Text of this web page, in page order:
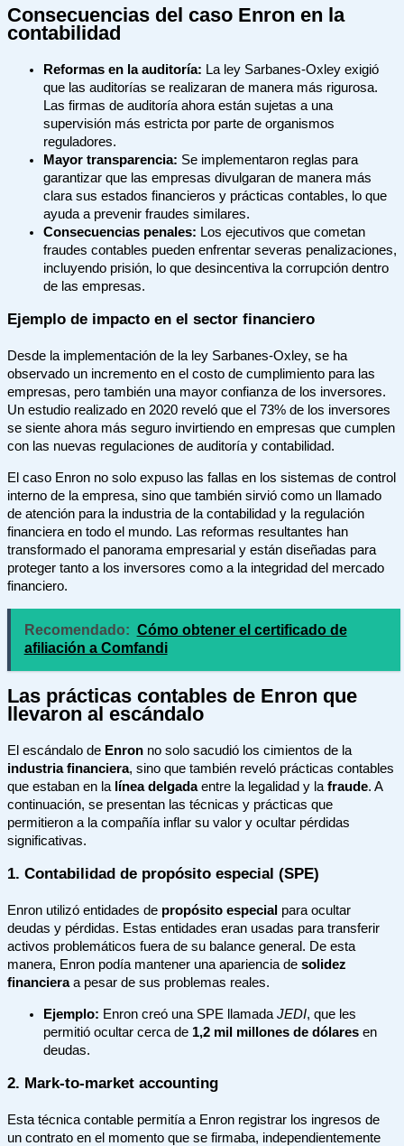
Consecuencias del caso Enron en la
contabilidad
Reformas en la auditoría: La ley Sarbanes-Oxley exigió
que las auditorías se realizaran de manera más rigurosa.
Las firmas de auditoría ahora están sujetas a una
supervisión más estricta por parte de organismos
reguladores.
Mayor transparencia: Se implementaron reglas para
garantizar que las empresas divulgaran de manera más
clara sus estados financieros y prácticas contables, lo que
ayuda a prevenir fraudes similares.
Consecuencias penales: Los ejecutivos que cometan
fraudes contables pueden enfrentar severas penalizaciones,
incluyendo prisión, lo que desincentiva la corrupción dentro
de las empresas.
Ejemplo de impacto en el sector financiero
Desde la implementación de la ley Sarbanes-Oxley, se ha
observado un incremento en el costo de cumplimiento para las
empresas, pero también una mayor confianza de los inversores.
Un estudio realizado en 2020 reveló que el 73% de los inversores
se siente ahora más seguro invirtiendo en empresas que cumplen
con las nuevas regulaciones de auditoría y contabilidad.
El caso Enron no solo expuso las fallas en los sistemas de control
interno de la empresa, sino que también sirvió como un llamado
de atención para la industria de la contabilidad y la regulación
financiera en todo el mundo. Las reformas resultantes han
transformado el panorama empresarial y están diseñadas para
proteger tanto a los inversores como a la integridad del mercado
financiero.
Recomendado: Cómo obtener el certificado de
afiliación a Comfandi
Las prácticas contables de Enron que
llevaron al escándalo
El escándalo de Enron no solo sacudió los cimientos de la
industria financiera, sino que también reveló prácticas contables
que estaban en la línea delgadaentre la legalidad y la fraude. A
continuación, se presentan las técnicas y prácticas que
permitieron a la compañía inflar su valor y ocultar pérdidas
significativas.
1. Contabilidad de propósito especial (SPE)
Enron utilizó entidades de propósito especial para ocultar
deudas y pérdidas. Estas entidades eran usadas para transferir
activos problemáticos fuera de su balance general. De esta
manera, Enron podía mantener una apariencia de solidez
financieraa pesar de sus problemas reales.
Ejemplo: Enron creó una SPE llamada JEDI, que les
permitió ocultar cerca de 1,2 mil millones de dólares en
deudas.
2. Mark-to-market accounting
Esta técnica contable permitía a Enron registrar los ingresos de
un contrato en el momento que se firmaba, independientemente